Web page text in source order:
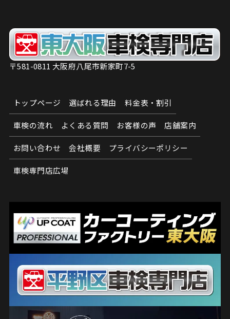
〒581-0811 大阪府八尾市新家町7-5
トップページ 選ばれる理由 料金表・割引
車検の流れ よくある質問 お客様の声 店舗案内
お問い合わせ 会社概要 プライバシーポリシー
車検専門店広場